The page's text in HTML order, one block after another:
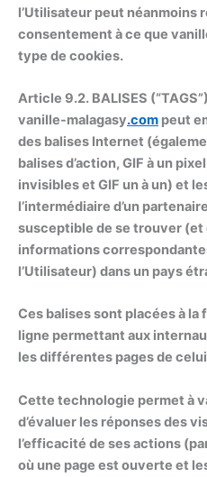
l’Utilisateur peut néanmoins
consentement à ce que
type de cookies.
Article 9.2. BALISES
vanille-malagasy.com peut
des balises Internet
balises d’action, GIF à un
invisibles et GIF un à un) et
l’intermédiaire d’un
susceptible de se trouver (et
informations
l’Utilisateur) dans un pays
Ces balises sont placées à
ligne permettant aux
les différentes pages de
Cette technologie permet à
d’évaluer les réponses des
l’efficacité de ses actions
où une page est ouverte et